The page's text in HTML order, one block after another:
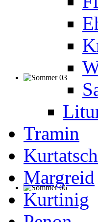
Tramin
Kurtatsch
Margreid
Kurtinig